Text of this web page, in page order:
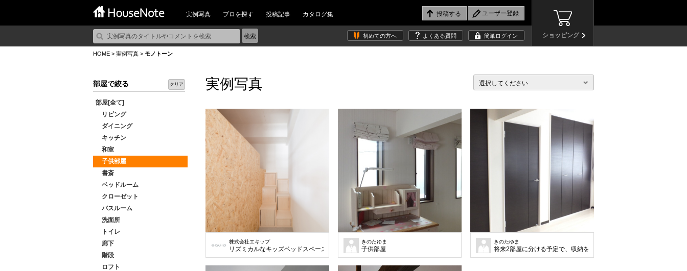
実例写真 プロを探す 投稿記事 カタログ集
ショッピング
初めての方へ よくある質問 簡単ログイン
HOME > 実例写真 > モノトーン
部屋で絞る クリア
部屋[全て]
リビング
ダイニング
キッチン
和室
子供部屋
書斎
ベッドルーム
クローゼット
バスルーム
洗面所
トイレ
廊下
階段
ロフト
実例写真 選択してください
株式会社エキップ
リズミカルなキッズベッドスペース上段への階段
きのたゆま
子供部屋
きのたゆま
将来2部屋に分ける予定で、収納を含めて同じ間取りになるよう設計